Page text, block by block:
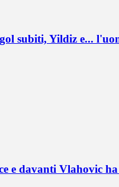
subiti, Yildiz e...
e davanti Vlahovic